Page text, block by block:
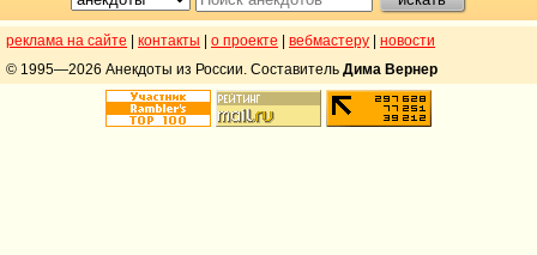
реклама на сайте контакты о проекте вебмастеру
новости
© 1995—2026 Анекдоты из России. Составитель Дима Вернер